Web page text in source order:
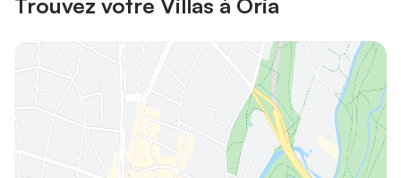
Trouvez votre Villas à Oria